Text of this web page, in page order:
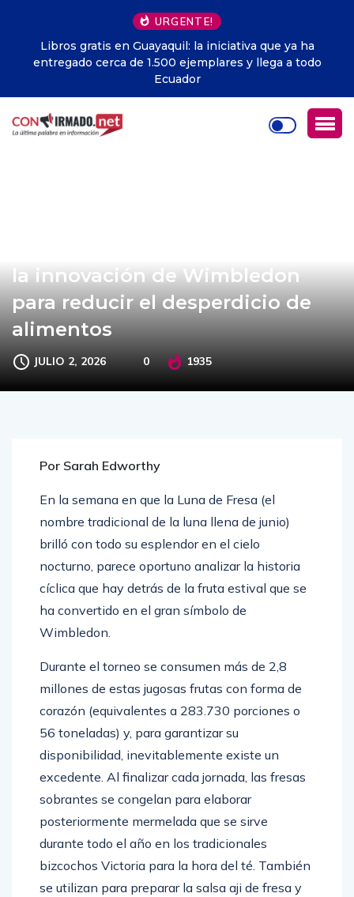
URGENTE!
Libros gratis en Guayaquil: la iniciativa que ya ha
entregado cerca de 1.500 ejemplares y llega a todo
Ecuador
la innovación de Wimbledon
para reducir el desperdicio de
alimentos
JULIO 2, 2026 0 1935
Por Sarah Edworthy
En la semana en que la Luna de Fresa (el
nombre tradicional de la luna llena de junio)
brilló con todo su esplendor en el cielo
nocturno, parece oportuno analizar la historia
cíclica que hay detrás de la fruta estival que se
ha convertido en el gran símbolo de
Wimbledon.
Durante el torneo se consumen más de 2,8
millones de estas jugosas frutas con forma de
corazón (equivalentes a 283.730 porciones o
56 toneladas) y, para garantizar su
disponibilidad, inevitablemente existe un
excedente. Al finalizar cada jornada, las fresas
sobrantes se congelan para elaborar
posteriormente mermelada que se sirve
durante todo el año en los tradicionales
bizcochos Victoria para la hora del té. También
se utilizan para preparar la salsa aji de fresa y